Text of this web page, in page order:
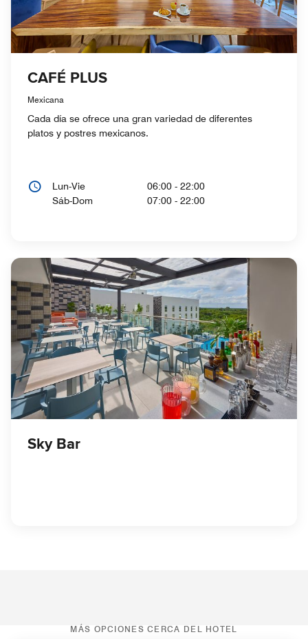
CAFÉ PLUS
Mexicana
Cada día se ofrece una gran variedad de diferentes
platos y postres mexicanos.
Lun-Vie
06:00 - 22:00
Sáb-Dom
07:00 - 22:00
Sky Bar
MÁS OPCIONES CERCA DEL HOTEL